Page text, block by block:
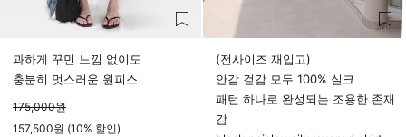
과하게 꾸민 느낌 없이도
충분히 멋스러운 원피스
175,000원
157,500원 (10% 할인)
(전사이즈 재입고)
안감 겉감 모두 100% 실크
패턴 하나로 완성되는 조용한 존재
감